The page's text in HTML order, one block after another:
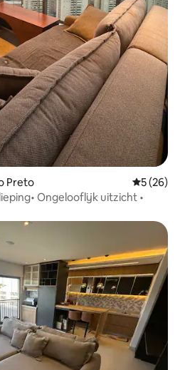
Preto
5 (26)
Ongelooflijk uitzicht •